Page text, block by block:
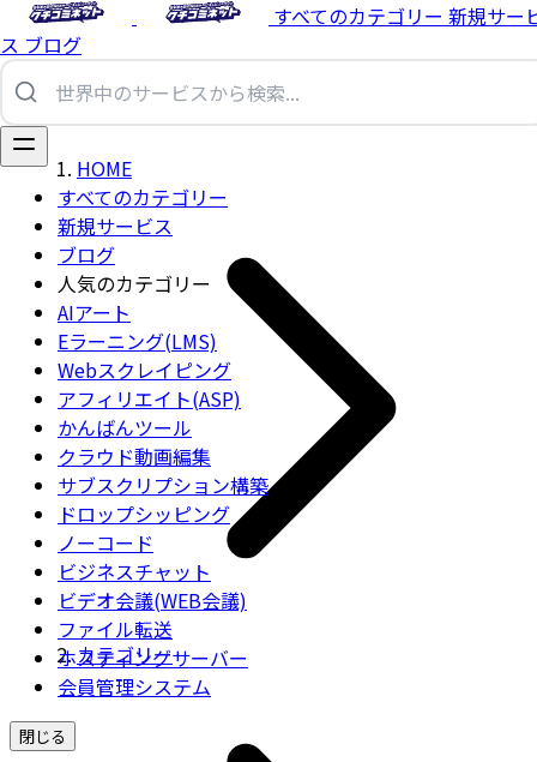
すべてのカテゴリー 新規サー
ス ブログ
すべてのカテゴリー
新規サービス
ブログ
人気のカテゴリー
AIアート
Eラーニング(LMS)
Webスクレイピング
アフィリエイト(ASP)
かんばんツール
クラウド動画編集
サブスクリプション構築
ドロップシッピング
ノーコード
ビジネスチャット
ビデオ会議(WEB会議)
ファイル転送
ホスティングサーバー
会員管理システム
閉じる
HOME
カテゴリー